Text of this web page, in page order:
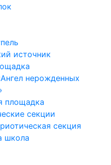
источник
нерожденных
площадка
секции
секция
школа